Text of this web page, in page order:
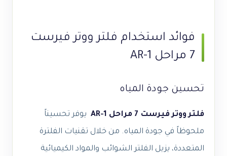
فوائد استخدام فلتر ووتر فيرست
7 مراحل AR-1
تحسين جودة المياه
فلتر ووتر فيرست 7 مراحل AR-1
يوفر تحسيناً
ملحوظاً في جودة المياه. من خلال تقنيات الفلترة
المتعددة، يزيل الفلتر الشوائب والمواد الكيميائية